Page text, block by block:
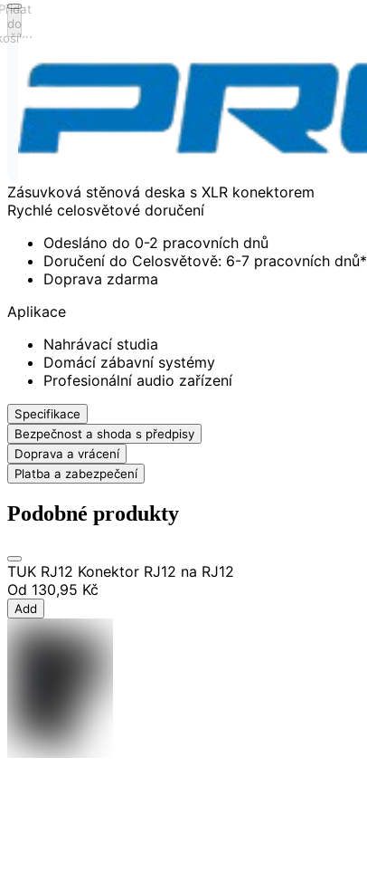
do
Zásuvková stěnová deska s XLR konektorem
Rychlé celosvětové doručení
Odesláno do 0-2 pracovních dnů
Doručení do Celosvětově: 6-7 pracovních dnů*
Doprava zdarma
Aplikace
Nahrávací studia
Domácí zábavní systémy
Profesionální audio zařízení
Specifikace
Bezpečnost a shoda s předpisy
Doprava a vrácení
Platba a zabezpečení
Podobné produkty
TUK RJ12 Konektor RJ12 na RJ12
Od 130,95 Kč
Add